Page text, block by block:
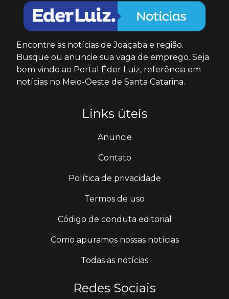
Encontre as notícias de Joaçaba e região.
Busque ou anuncie sua vaga de emprego. Seja
bem vindo ao Portal Éder Luiz, referência em
notícias no Meio-Oeste de Santa Catarina.
Links úteis
Anuncie
Contato
Política de privacidade
Termos de uso
Código de conduta editorial
Como apuramos nossas notícias
Todas as notícias
Redes Sociais